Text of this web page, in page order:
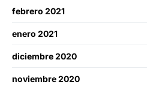
febrero 2021
enero 2021
diciembre 2020
noviembre 2020